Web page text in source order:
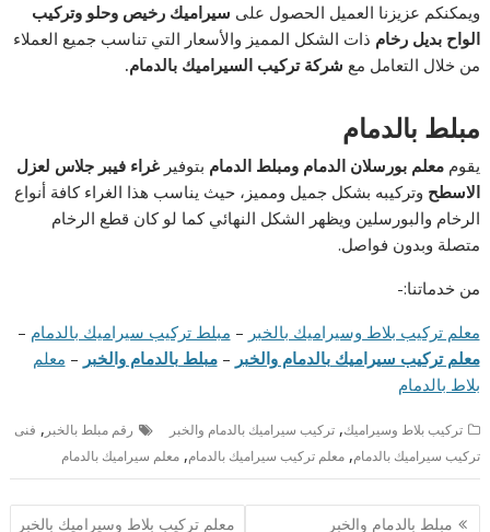
ويمكنكم عزيزنا العميل الحصول على سيراميك رخيص وحلو وتركيب
الواح بديل رخام ذات الشكل المميز والأسعار التي تناسب جميع العملاء
من خلال التعامل مع شركة تركيب السيراميك بالدمام.
مبلط بالدمام
يقوم معلم بورسلان الدمام ومبلط الدمام بتوفير غراء فيبر جلاس لعزل
الاسطح وتركيبه بشكل جميل ومميز، حيث يناسب هذا الغراء كافة أنواع
الرخام والبورسلين ويظهر الشكل النهائي كما لو كان قطع الرخام
متصلة وبدون فواصل.
من خدماتنا:-
معلم تركيب بلاط وسيراميك بالخبر – مبلط تركيب سيراميك بالدمام –
معلم تركيب سيراميك بالدمام والخبر –مبلط بالدمام والخبر – معلم
بلاط بالدمام
تركيب بلاط وسيراميك,تركيب سيراميك بالدمام والخبر رقم مبلط بالخبر , فنى
تركيب سيراميك بالدمام,معلم تركيب سيراميك بالدمام,معلم سيراميك بالدمام
تصفّح
مبلط بالدمام والخبر
معلم تركيب بلاط وسيراميك بالخبر